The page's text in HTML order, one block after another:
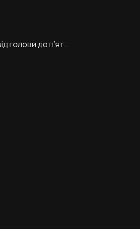
голови до п’ят.